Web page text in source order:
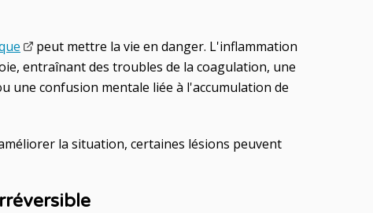
peut mettre la vie en danger. L'inflammation
entraînant des troubles de la coagulation, une
une confusion mentale liée à l'accumulation de
la situation, certaines lésions peuvent